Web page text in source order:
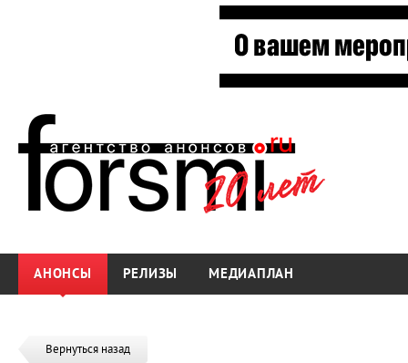
АНОНСЫ РЕЛИЗЫ МЕДИАПЛАН
Вернуться назад